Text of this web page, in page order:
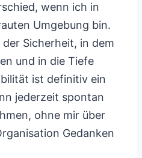
wenn ich in
Umgebung bin.
Sicherheit, in dem
und in die Tiefe
ist definitiv ein
jederzeit spontan
ohne mir über
Gedanken